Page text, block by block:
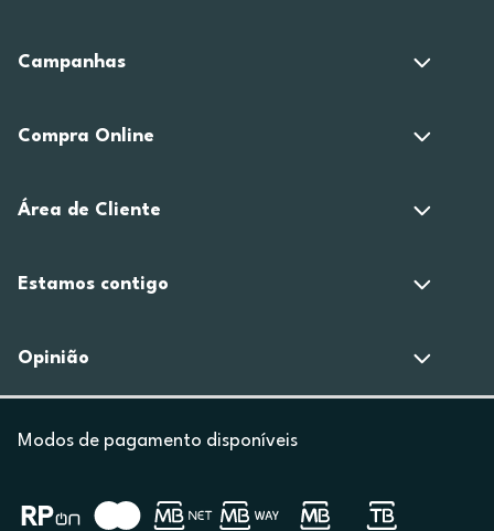
Campanhas
Compra Online
Área de Cliente
Estamos contigo
Opinião
Modos de pagamento disponíveis